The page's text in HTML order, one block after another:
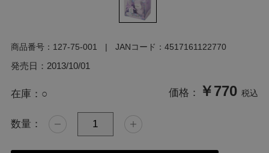
発売日： 2013/10/01
商品番号： 127-75-001 JANコード： 4517161122770
在庫： ○ 価格： ￥770 税込
数量：